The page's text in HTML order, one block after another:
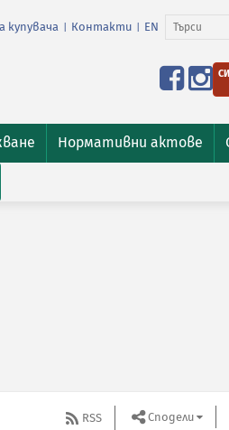
купувача Контакти EN
Нормативни актове
RSS Сподели